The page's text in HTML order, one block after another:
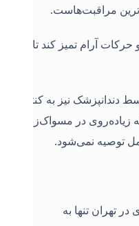
مراقبت‌هاست.
حرکات آرام تمیز کند تا به
دندانپزشک نیز به کنترل
زیاده‌روی در مسواک‌زدن
توصیه نمی‌شود.
در تهران تنها به